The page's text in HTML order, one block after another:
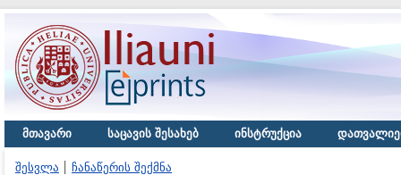
მთავარი საცავის შესახებ ინსტრუქცია
შესვლა ჩანაწერის შექმნა